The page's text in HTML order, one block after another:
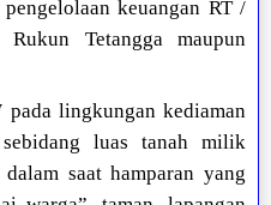
keuangan RT /
Tetangga maupun
pada lingkungan kediaman
luas tanah milik
saat hamparan yang